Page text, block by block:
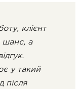
клієнт
шанс, а
у такий
після